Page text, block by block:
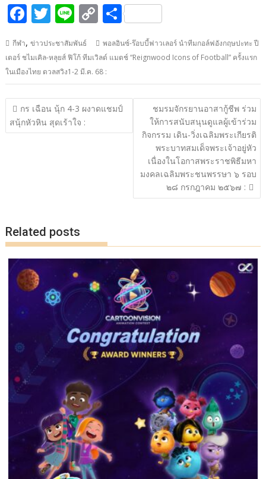
F
e
b
o
o
k
T
itt
er
Li
n
e
C
p
y
Li
n
k
S
h
ar
กีฬา,ข่าวประชาสัมพันธ์
พอลอินซ์-ร๊อบบี้ฟาวเลอร์​ นำทีมกอล์ฟอังกฤษ​ปะทะ​ ปี
เตอร์​ ​ชไมเคิล-หลุยส์​ ฟิโก้​ ทีมเวิลด์​ แมตช์ “Reignwood Icons of Football” ครั้งแรก
ในเมืองไทย ดวลสวิง​1-2 มี.ค. 68 :
แนะแนว
เรื่อง
กร เฉือน นุ้ก 4-3 ผงาดแชมป์
สนุ้กหัวหิน สุดเร้าใจ :
ชมรมจักรยานอาสากู้ชีพ​ ร่วม
ให้การสนับสนุนดูแลผู้เข้าร่วม
กิจกรรม​ เดิน-วิ่งเฉลิมพระเกียรติ​
พระบาทสมเด็จพระเจ้าอยู่หัว​
เนื่องในโอกาสพระราชพิธีมหา
มงคลเฉลิมพระชนพรรษา​ ๖​ รอบ​
๒๘​ กรกฎาคม​ ๒๕๖๗ :
Related posts